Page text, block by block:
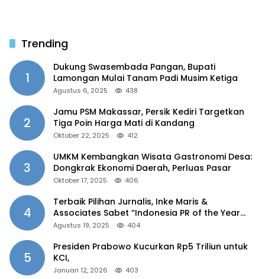
Trending
1
Dukung Swasembada Pangan, Bupati
Lamongan Mulai Tanam Padi Musim Ketiga
Agustus 6, 2025 438
2
Jamu PSM Makassar, Persik Kediri Targetkan
Tiga Poin Harga Mati di Kandang
Oktober 22, 2025 412
3
UMKM Kembangkan Wisata Gastronomi Desa:
Dongkrak Ekonomi Daerah, Perluas Pasar
Oktober 17, 2025 406
4
Terbaik Pilihan Jurnalis, Inke Maris &
Associates Sabet “Indonesia PR of the Year
2025”
Agustus 19, 2025 404
5
Presiden Prabowo Kucurkan Rp5 Triliun untuk
KCI,
Januari 12, 2026 403